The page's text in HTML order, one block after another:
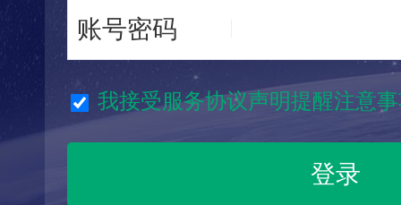
账号密码
我接受服务协议声明提醒注意